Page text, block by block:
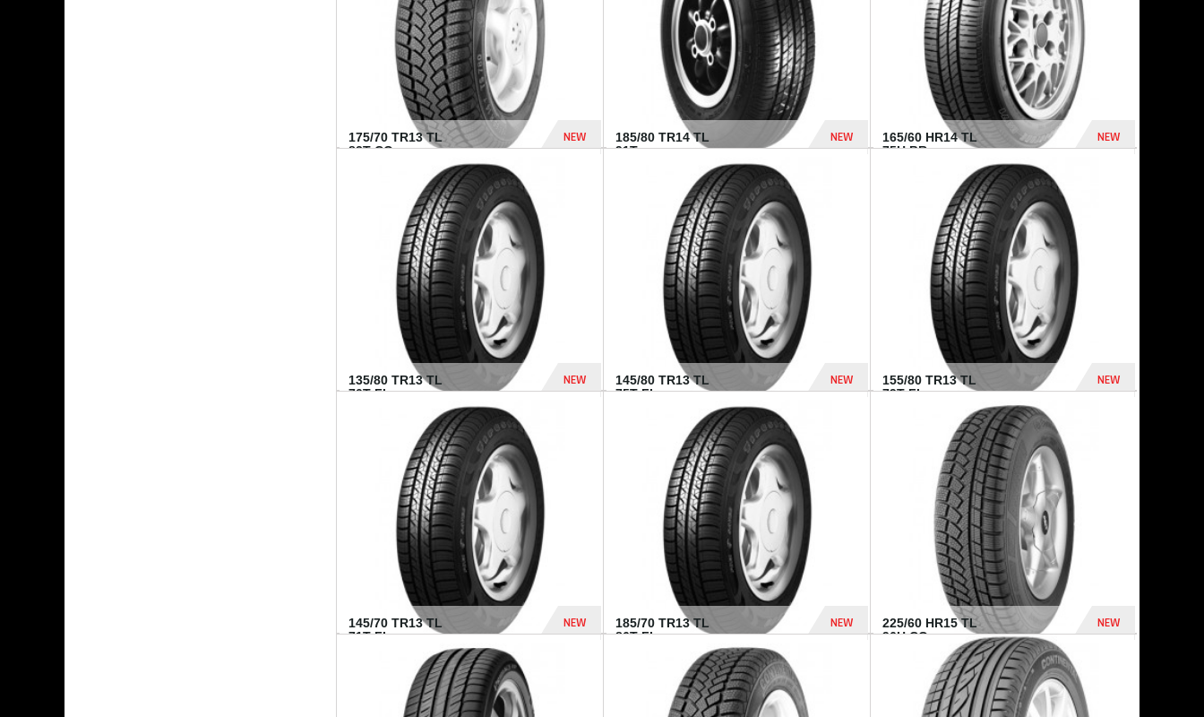
175/70 TR13 TL
82T CO...
NEW
185/80 TR14 TL
91T...
NEW
448 Dhs
165/60 HR14 TL
75H BR...
NEW
135/80 TR13 TL
70T FI...
NEW
145/80 TR13 TL
75T FI...
NEW
155/80 TR13 TL
79T FI...
NEW
145/70 TR13 TL
71T FI...
NEW
185/70 TR13 TL
86T FI...
NEW
432 Dhs
225/60 HR15 TL
96H CO...
NEW
1 040 Dhs